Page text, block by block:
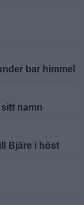
bar himmel
namn
Bjäre i höst